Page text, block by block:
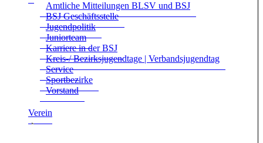
Amt­li­che Mit­tei­lun­gen BLSV und BSJ
BSJ Geschäfts­stelle
Jugend­po­li­tik
Juni­or­team
Kar­riere in der BSJ
Kreis-/ Bezirks­ju­gend­tage | Ver­bands­ju­gend­tag
Ser­vice
Sport­be­zirke
Vor­stand
Ver­ein